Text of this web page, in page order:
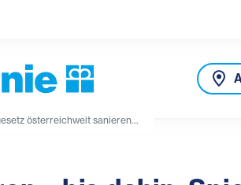
österreichweit sanieren...